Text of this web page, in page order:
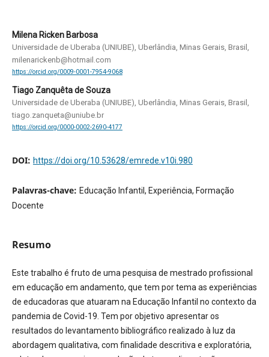
Milena Ricken Barbosa
Universidade de Uberaba (UNIUBE), Uberlândia, Minas Gerais, Brasil,
milenarickenb@hotmail.com
https://orcid.org/0009-0001-7954-9068
Tiago Zanquêta de Souza
Universidade de Uberaba (UNIUBE), Uberlândia, Minas Gerais, Brasil,
tiago.zanqueta@uniube.br
https://orcid.org/0000-0002-2690-4177
DOI: https://doi.org/10.53628/emrede.v10i.980
Palavras-chave: Educação Infantil, Experiência, Formação
Docente
Resumo
Este trabalho é fruto de uma pesquisa de mestrado profissional
em educação em andamento, que tem por tema as experiências
de educadoras que atuaram na Educação Infantil no contexto da
pandemia de Covid-19. Tem por objetivo apresentar os
resultados do levantamento bibliográfico realizado à luz da
abordagem qualitativa, com finalidade descritiva e exploratória,